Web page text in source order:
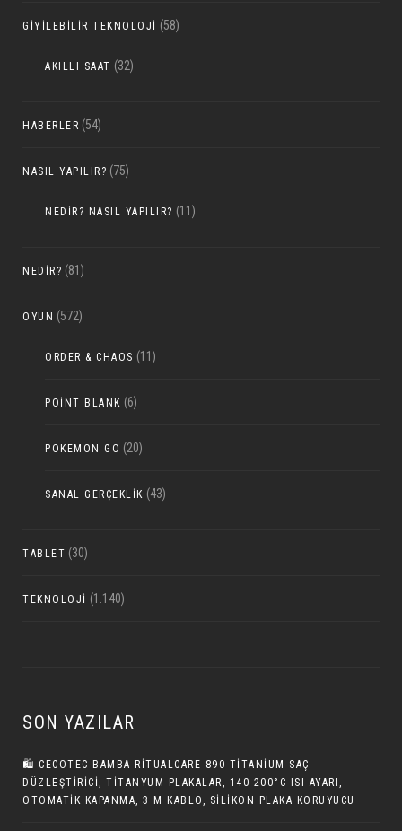
GIYILEBILIR TEKNOLOJI (58)
AKILLI SAAT (32)
HABERLER (54)
NASIL YAPILIR? (75)
NEDIR? NASIL YAPILIR? (11)
NEDIR? (81)
OYUN (572)
ORDER & CHAOS (11)
POINT BLANK (6)
POKEMON GO (20)
SANAL GERÇEKLIK (43)
TABLET (30)
TEKNOLOJI (1.140)
SON YAZILAR
🛍️ CECOTEC BAMBA RITUALCARE 890 TITANIUM SAÇ
DÜZLEŞTIRICI, TITANYUM PLAKALAR, 140 200°C ISI AYARI,
OTOMATIK KAPANMA, 3 M KABLO, SILIKON PLAKA KORUYUCU